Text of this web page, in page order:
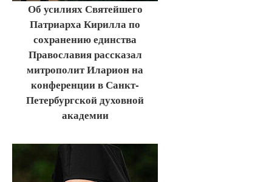
Об усилиях Святейшего
Патриарха Кирилла по
сохранению единства
Православия рассказал
митрополит Иларион на
конференции в Санкт-
Петербургской духовной
академии